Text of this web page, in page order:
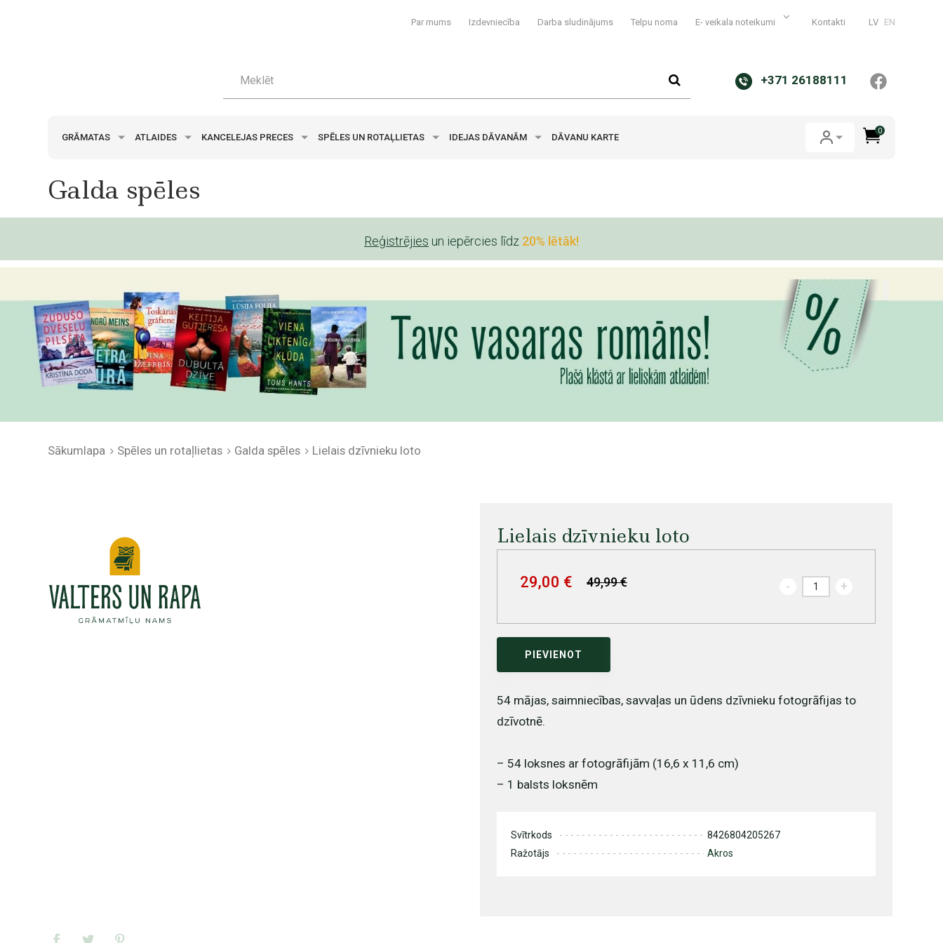
Par mums Izdevniecība Darba sludinājums Telpu noma E- veikala noteikumi Kontakti LV EN
+371 26188111
GRĀMATAS ATLAIDES KANCELEJAS PRECES SPĒLES UN ROTAĻLIETAS IDEJAS DĀVANĀM DĀVANU KARTE
0
Galda spēles
Reģistrējies un iepērcies līdz 20% lētāk!
Sākumlapa Spēles un rotaļlietas Galda spēles Lielais dzīvnieku loto
Lielais dzīvnieku loto
49,99 €
29,00 € - +
PIEVIENOT
54 mājas, saimniecības, savvaļas un ūdens dzīvnieku fotogrāfijas to
dzīvotnē.
– 54 loksnes ar fotogrāfijām (16,6 x 11,6 cm)
– 1 balsts loksnēm
Svītrkods
8426804205267
Ražotājs
Akros